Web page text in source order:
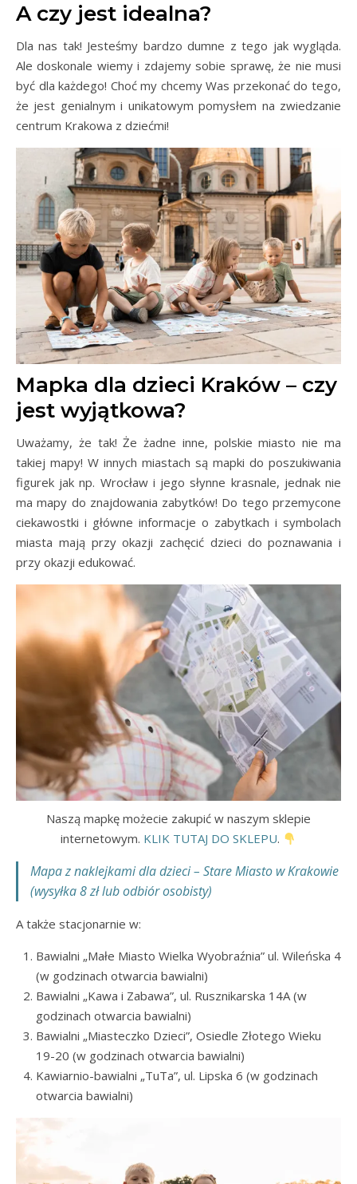
A czy jest idealna?
Dla nas tak! Jesteśmy bardzo dumne z tego jak wygląda.
Ale doskonale wiemy i zdajemy sobie sprawę, że nie musi
być dla każdego! Choć my chcemy Was przekonać do tego,
że jest genialnym i unikatowym pomysłem na zwiedzanie
centrum Krakowa z dziećmi!
Mapka dla dzieci Kraków – czy
jest wyjątkowa?
Uważamy, że tak! Że żadne inne, polskie miasto nie ma
takiej mapy! W innych miastach są mapki do poszukiwania
figurek jak np. Wrocław i jego słynne krasnale, jednak nie
ma mapy do znajdowania zabytków! Do tego przemycone
ciekawostki i główne informacje o zabytkach i symbolach
miasta mają przy okazji zachęcić dzieci do poznawania i
przy okazji edukować.
Naszą mapkę możecie zakupić w naszym sklepie
internetowym. KLIK TUTAJ DO SKLEPU.
Mapa z naklejkami dla dzieci – Stare Miasto w Krakowie
(wysyłka 8 zł lub odbiór osobisty)
A także stacjonarnie w:
Bawialni „Małe Miasto Wielka Wyobraźnia” ul. Wileńska 4
(w godzinach otwarcia bawialni)
Bawialni „Kawa i Zabawa”, ul. Rusznikarska 14A (w
godzinach otwarcia bawialni)
Bawialni „Miasteczko Dzieci”, Osiedle Złotego Wieku
19-20 (w godzinach otwarcia bawialni)
Kawiarnio-bawialni „TuTa”, ul. Lipska 6 (w godzinach
otwarcia bawialni)